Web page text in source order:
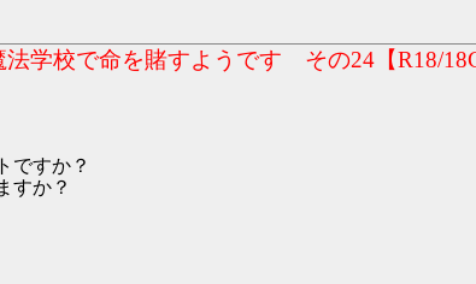
法学校で命を賭すようです その24【R18/
ですか？
すか？